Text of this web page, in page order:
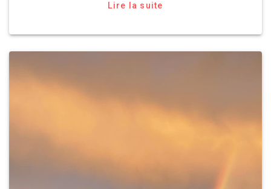
Lire la suite